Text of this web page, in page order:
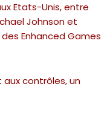
Etats-Unis, entre
Johnson et
Enhanced Games
contrôles, un